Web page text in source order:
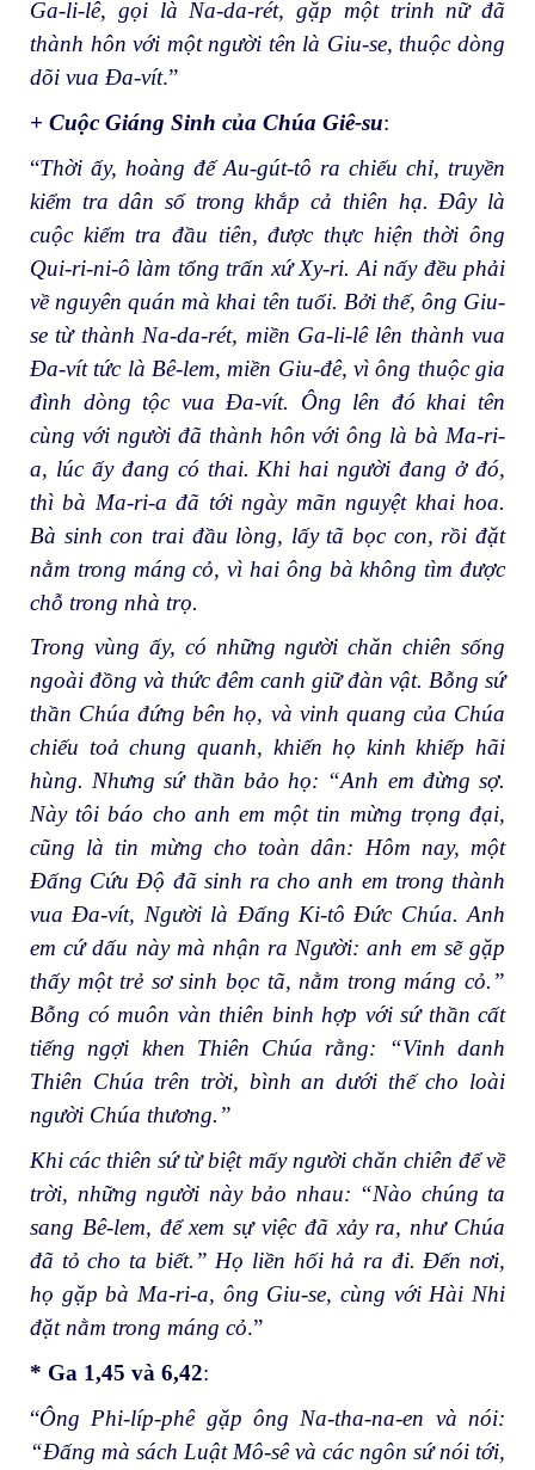
Ga-li-lê, gọi là Na-da-rét, gặp một trinh nữ đã
thành hôn với một người tên là Giu-se, thuộc dòng
dõi vua Đa-vít.”
+ Cuộc Giáng Sinh của Chúa Giê-su:
“Thời ấy, hoàng đế Au-gút-tô ra chiếu chỉ, truyền
kiểm tra dân số trong khắp cả thiên hạ. Đây là
cuộc kiểm tra đầu tiên, được thực hiện thời ông
Qui-ri-ni-ô làm tổng trấn xứ Xy-ri. Ai nấy đều phải
về nguyên quán mà khai tên tuổi. Bởi thế, ông Giu-
se từ thành Na-da-rét, miền Ga-li-lê lên thành vua
Đa-vít tức là Bê-lem, miền Giu-đê, vì ông thuộc gia
đình dòng tộc vua Đa-vít. Ông lên đó khai tên
cùng với người đã thành hôn với ông là bà Ma-ri-
a, lúc ấy đang có thai. Khi hai người đang ở đó,
thì bà Ma-ri-a đã tới ngày mãn nguyệt khai hoa.
Bà sinh con trai đầu lòng, lấy tã bọc con, rồi đặt
nằm trong máng cỏ, vì hai ông bà không tìm được
chỗ trong nhà trọ.
Trong vùng ấy, có những người chăn chiên sống
ngoài đồng và thức đêm canh giữ đàn vật. Bỗng sứ
thần Chúa đứng bên họ, và vinh quang của Chúa
chiếu toả chung quanh, khiến họ kinh khiếp hãi
hùng. Nhưng sứ thần bảo họ: “Anh em đừng sợ.
Này tôi báo cho anh em một tin mừng trọng đại,
cũng là tin mừng cho toàn dân: Hôm nay, một
Đấng Cứu Độ đã sinh ra cho anh em trong thành
vua Đa-vít, Người là Đấng Ki-tô Đức Chúa. Anh
em cứ dấu này mà nhận ra Người: anh em sẽ gặp
thấy một trẻ sơ sinh bọc tã, nằm trong máng cỏ.”
Bỗng có muôn vàn thiên binh hợp với sứ thần cất
tiếng ngợi khen Thiên Chúa rằng: “Vinh danh
Thiên Chúa trên trời, bình an dưới thế cho loài
người Chúa thương.”
Khi các thiên sứ từ biệt mấy người chăn chiên để về
trời, những người này bảo nhau: “Nào chúng ta
sang Bê-lem, để xem sự việc đã xảy ra, như Chúa
đã tỏ cho ta biết.” Họ liền hối hả ra đi. Đến nơi,
họ gặp bà Ma-ri-a, ông Giu-se, cùng với Hài Nhi
đặt nằm trong máng cỏ.”
* Ga 1,45 và 6,42:
“Ông Phi-líp-phê gặp ông Na-tha-na-en và nói:
“Đấng mà sách Luật Mô-sê và các ngôn sứ nói tới,